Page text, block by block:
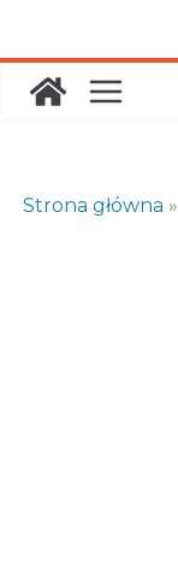
content
Strona główna »